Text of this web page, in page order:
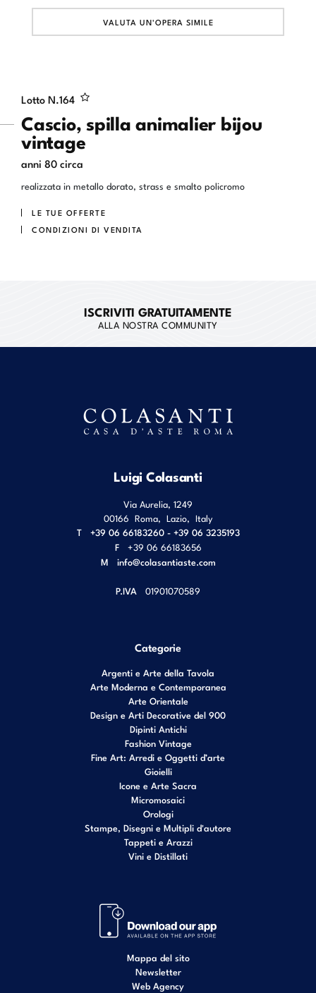
Lotto N.164
Cascio, spilla animalier bijou
vintage
anni 80 circa
realizzata in metallo dorato, strass e smalto policromo
LE TUE OFFERTE
CONDIZIONI DI VENDITA
VALUTA UN'OPERA SIMILE
ISCRIVITI GRATUITAMENTE
ALLA NOSTRA COMMUNITY
Luigi Colasanti
Via Aurelia, 1249
00166 Roma Lazio Italy
T
+39 06 66183260 - +39 06 3235193
F
+39 06 66183656
M info@colasantiaste.com
P.IVA 01901070589
Categorie
Argenti e Arte della Tavola
Arte Moderna e Contemporanea
Arte Orientale
Design e Arti Decorative del 900
Dipinti Antichi
Fashion Vintage
Fine Art: Arredi e Oggetti d’arte
Gioielli
Icone e Arte Sacra
Micromosaici
Orologi
Stampe, Disegni e Multipli d'autore
Tappeti e Arazzi
Vini e Distillati
Mappa del sito
Newsletter
Web Agency